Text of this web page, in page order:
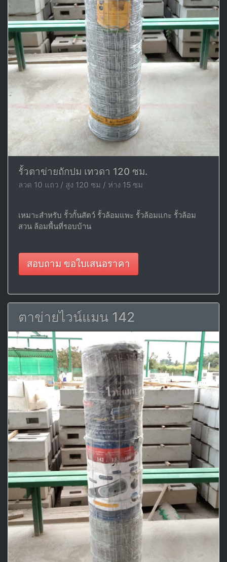
รั้วตาข่ายถักปม เทวดา 120 ซม.
ลวด 10 แถว / สูง 120 ซม / ห่าง 15 ซม
เหมาะสำหรับ รั้วกั้นสัตว์ รั้วล้อมแพะ รั้วล้อมแกะ รั้วล้อม
สวน ล้อมพื้นที่รอบบ้าน
สอบถาม ขอใบเสนอราคา
ตาข่ายไวน์แมน 142